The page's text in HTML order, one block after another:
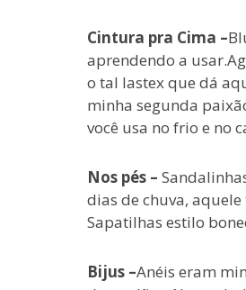
Cintura pra Cima –
aprendendo a
o tal lastex que dá
minha segunda
você usa no frio e no
Nos pés –
dias de chuva,
Sapatilhas estilo
Bijus –Anéis eram